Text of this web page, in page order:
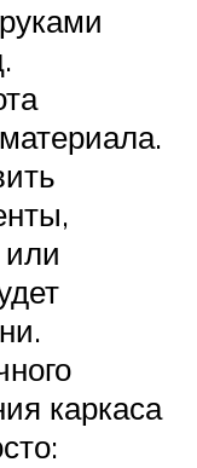
или
каркаса